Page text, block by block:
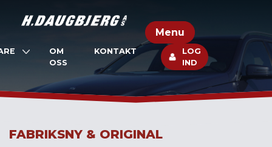
Menu
OM
OSS
KONTAKT
LOG
IND
FABRIKSNY & ORIGINAL